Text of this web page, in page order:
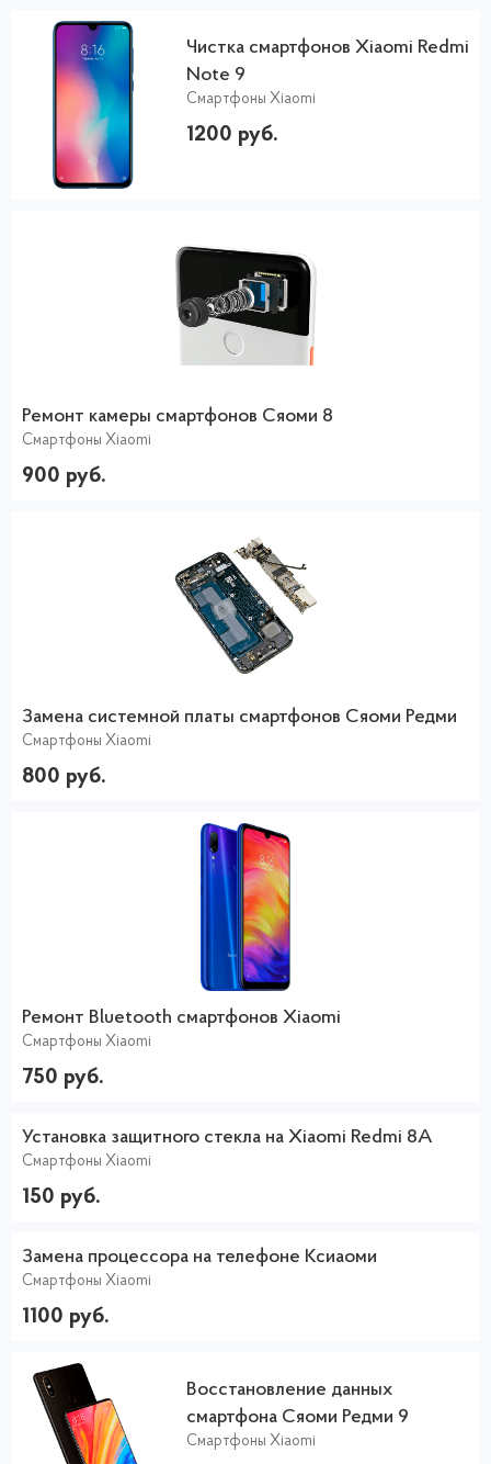
Чистка смартфонов Xiaomi Redmi
Note 9
Смартфоны Xiaomi
1200 руб.
Ремонт камеры смартфонов Сяоми 8
Смартфоны Xiaomi
900 руб.
Замена системной платы смартфонов Сяоми Редми
Смартфоны Xiaomi
800 руб.
Ремонт Bluetooth смартфонов Xiaomi
Смартфоны Xiaomi
750 руб.
Установка защитного стекла на Xiaomi Redmi 8A
Смартфоны Xiaomi
150 руб.
Замена процессора на телефоне Ксиаоми
Смартфоны Xiaomi
1100 руб.
Восстановление данных
смартфона Сяоми Редми 9
Смартфоны Xiaomi